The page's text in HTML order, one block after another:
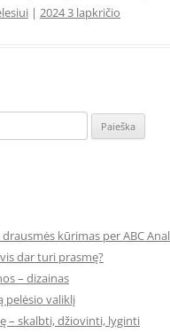
| 2024 3 lapkričio
kūrimas per ABC
dar turi prasmę?
– dizainas
pelėsio valiklį
– skalbti, džiovinti, lyginti